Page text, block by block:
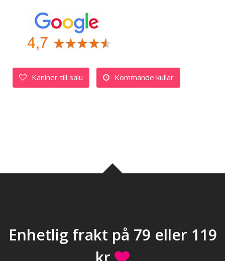
Kaniner till salu Kommande kullar
Enhetlig frakt på 79 eller 119